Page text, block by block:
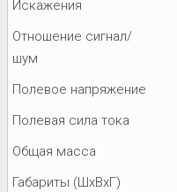
Искажения
Отношение сигнал/
шум
Полевое напряжение
Полевая сила тока
Общая масса
Габариты (ШхВхГ)